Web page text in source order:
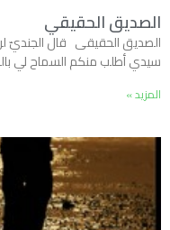
الصديق الحقيقي
الصديق الحقيقى قال
سيدي أطلب منكم السماح لي
المزيد »